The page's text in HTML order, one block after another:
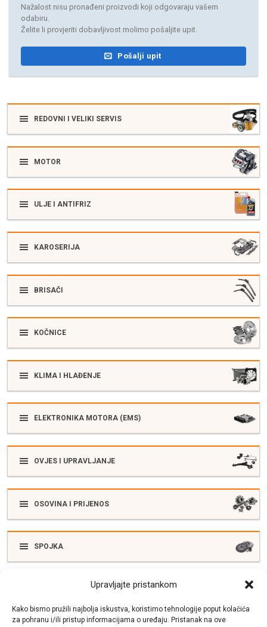
Upravljajte pristankom
Kako bismo pružili najbolja iskustva, koristimo tehnologije poput kolačića
za pohranu i/ili pristup informacijama o uređaju. Pristanak na ove
Nažalost nisu pronađeni proizvodi koji odgovaraju vašem
odabiru.
Želite li provjeriti dobavljivost molimo pošaljite upit.
Pošalji upit
REDOVNI I VELIKI SERVIS
MOTOR
ULJE I ANTIFRIZ
KAROSERIJA
BRISAČI
KOČNICE
KLIMA I HLAĐENJE
ELEKTRONIKA MOTORA (EMS)
OVJES I UPRAVLJANJE
OSOVINA I PRIJENOS
SPOJKA